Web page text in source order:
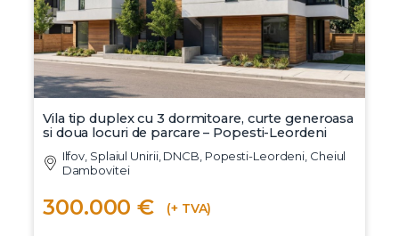
Vila tip duplex cu 3 dormitoare, curte generoasa
si doua locuri de parcare – Popesti-Leordeni
Ilfov, Splaiul Unirii, DNCB, Popesti-Leordeni, Cheiul
Dambovitei
300.000 € (+ TVA)